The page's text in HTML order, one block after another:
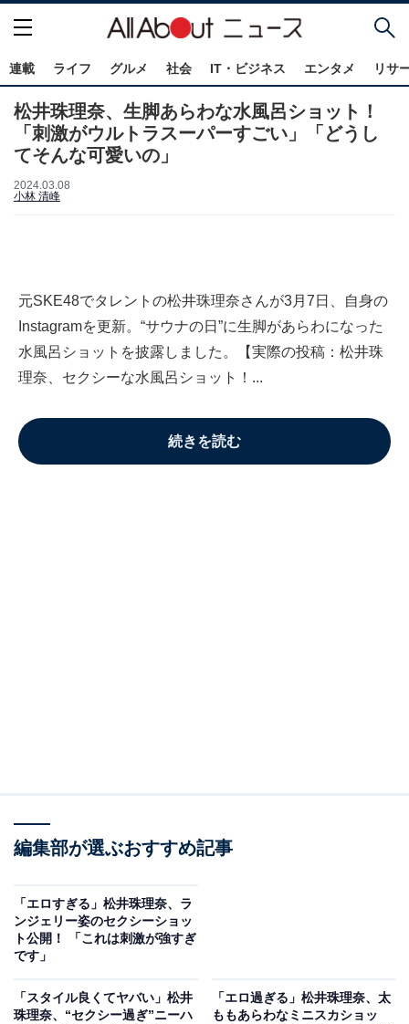
連載 ライフ グルメ 社会 IT・ビジネス エンタメ リサ
松井珠理奈、生脚あらわな水風呂ショット！
「刺激がウルトラスーパーすごい」「どうし
てそんな可愛いの」
2024.03.08
小林 清峰
元SKE48でタレントの松井珠理奈さんが3月7日、自身の
Instagramを更新。“サウナの日”に生脚があらわになった
水風呂ショットを披露しました。【実際の投稿：松井珠
理奈、セクシーな水風呂ショット！...
続きを読む
編集部が選ぶおすすめ記事
「エロすぎる」松井珠理奈、ラ
ンジェリー姿のセクシーショッ
ト公開！ 「これは刺激が強すぎ
です」
「スタイル良くてヤバい」松井
珠理奈、“セクシー過ぎ”ニーハ
「エロ過ぎる」松井珠理奈、太
ももあらわなミニスカショッ